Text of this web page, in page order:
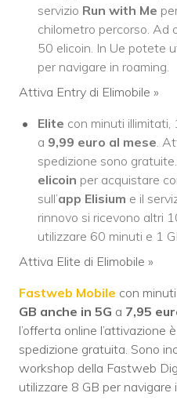
servizio Run with Me
chilometro percorso. Ad
50 elicoin. In Ue potete
per navigare in roaming.
Attiva Entry di Elimobile »
Elite con minuti illimitati,
a 9,99 euro al mese .
spedizione sono
elicoin per acquistare
sull’app Elisium e il
rinnovo si ricevono altri
utilizzare 60 minuti e 1
Attiva Elite di Elimobile »
Fastweb Mobile con
GB anche in 5G a 7,95
l’offerta online l’attivazione
spedizione gratuita. Sono
workshop della Fastweb
utilizzare 8 GB per navigare